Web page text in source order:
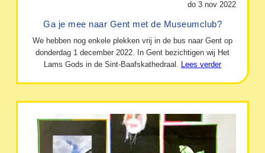
do 3 nov 2022
Ga je mee naar Gent met de Museumclub?
We hebben nog enkele plekken vrij in de bus naar Gent op
donderdag 1 december 2022. In Gent bezichtigen wij Het
Lams Gods in de Sint-Baafskathedraal. Lees verder